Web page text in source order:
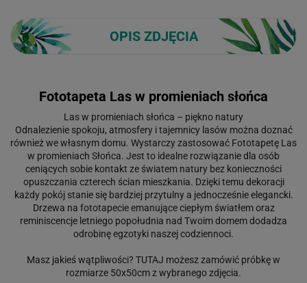
OPIS ZDJĘCIA
Fototapeta Las w promieniach słońca
Las w promieniach słońca – piękno natury
Odnalezienie spokoju, atmosfery i tajemnicy lasów można doznać
również we własnym domu. Wystarczy zastosować Fototapetę Las
w promieniach Słońca. Jest to idealne rozwiązanie dla osób
ceniących sobie kontakt ze światem natury bez konieczności
opuszczania czterech ścian mieszkania. Dzięki temu dekoracji
każdy pokój stanie się bardziej przytulny a jednocześnie elegancki.
Drzewa na fototapecie emanujące ciepłym światłem oraz
reminiscencje letniego popołudnia nad Twoim domem dodadza
odrobinę egzotyki naszej codziennoci.
Masz jakieś wątpliwości? TUTAJ możesz zamówić próbkę w
rozmiarze 50x50cm z wybranego zdjęcia.